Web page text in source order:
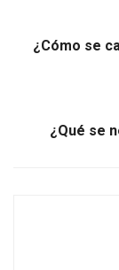
¿Cómo se
¿Qué se